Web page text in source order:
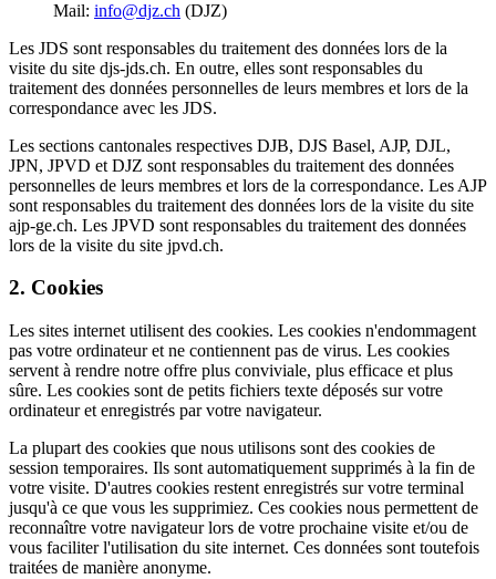
Mail: info@djz.ch (DJZ)
Les JDS sont responsables du traitement des données lors de la
visite du site djs-jds.ch. En outre, elles sont responsables du
traitement des données personnelles de leurs membres et lors de la
correspondance avec les JDS.
Les sections cantonales respectives DJB, DJS Basel, AJP, DJL,
JPN, JPVD et DJZ sont responsables du traitement des données
personnelles de leurs membres et lors de la correspondance. Les AJP
sont responsables du traitement des données lors de la visite du site
ajp-ge.ch. Les JPVD sont responsables du traitement des données
lors de la visite du site jpvd.ch.
2. Cookies
Les sites internet utilisent des cookies. Les cookies n'endommagent
pas votre ordinateur et ne contiennent pas de virus. Les cookies
servent à rendre notre offre plus conviviale, plus efficace et plus
sûre. Les cookies sont de petits fichiers texte déposés sur votre
ordinateur et enregistrés par votre navigateur.
La plupart des cookies que nous utilisons sont des cookies de
session temporaires. Ils sont automatiquement supprimés à la fin de
votre visite. D'autres cookies restent enregistrés sur votre terminal
jusqu'à ce que vous les supprimiez. Ces cookies nous permettent de
reconnaître votre navigateur lors de votre prochaine visite et/ou de
vous faciliter l'utilisation du site internet. Ces données sont toutefois
traitées de manière anonyme.